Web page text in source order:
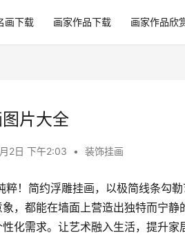
画下载 画家作品下载 画家作品欣
片大全
2日 下午2:03 • 装饰挂画
粹！简约浮雕挂画，以极简线条勾
，都能在墙面上营造出独特而宁
化需求。让艺术融入生活，提升